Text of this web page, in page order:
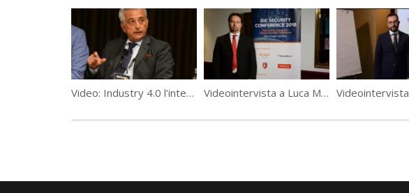
Video: Industry 4.0 l’intervento di Alessandro Galaverna a #WeChangeIT Forum Videointervista a Luca Martelli, Senior Director Identity & Security Solutions di Oracle